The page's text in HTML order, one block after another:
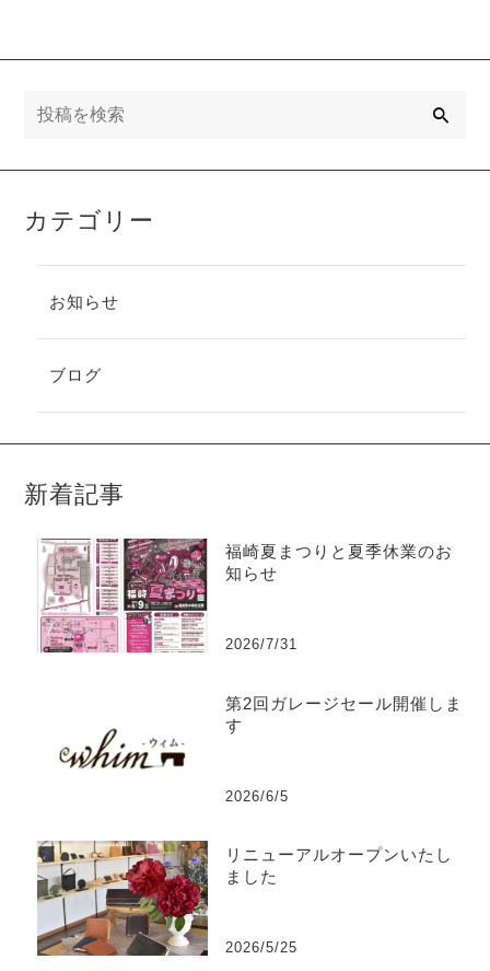
カテゴリー
お知らせ
ブログ
新着記事
福崎夏まつりと夏季休業のお
知らせ
2026/7/31
第2回ガレージセール開催しま
す
2026/6/5
リニューアルオープンいたし
ました
2026/5/25